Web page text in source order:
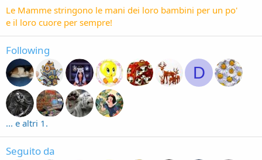
Le Mamme stringono le mani dei loro bambini per un po'
e il loro cuore per sempre!
Following
D
... e altri 1.
Seguito da